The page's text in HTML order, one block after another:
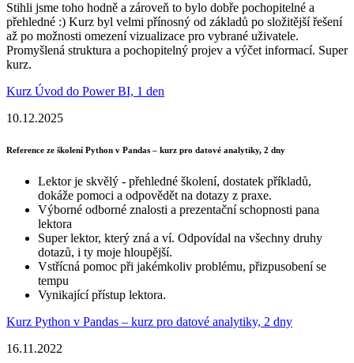
Stihli jsme toho hodně a zároveň to bylo dobře pochopitelné a
přehledné :) Kurz byl velmi přínosný od základů po složitější řešení
až po možnosti omezení vizualizace pro vybrané uživatele.
Promyšlená struktura a pochopitelný projev a výčet informací. Super
kurz.
Kurz Úvod do Power BI, 1 den
10.12.2025
Reference ze školení Python v Pandas – kurz pro datové analytiky, 2 dny
Lektor je skvělý - přehledné školení, dostatek příkladů,
dokáže pomoci a odpovědět na dotazy z praxe.
Výborné odborné znalosti a prezentační schopnosti pana
lektora
Super lektor, který zná a ví. Odpovídal na všechny druhy
dotazů, i ty moje hloupější.
Vstřícná pomoc při jakémkoliv problému, přizpusobení se
tempu
Vynikající přístup lektora.
Kurz Python v Pandas – kurz pro datové analytiky, 2 dny
16.11.2022